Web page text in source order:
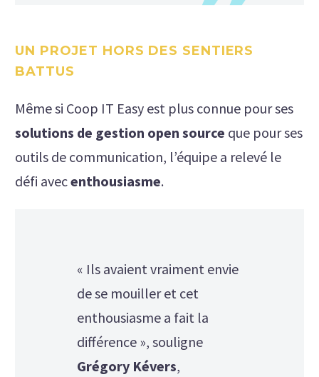
UN PROJET HORS DES SENTIERS
BATTUS
Même si Coop IT Easy est plus connue pour ses
solutions de gestion open source que pour ses
outils de communication, l’équipe a relevé le
défi avecenthousiasme.
« Ils avaient vraiment envie
de se mouiller et cet
enthousiasme a fait la
différence », souligne
Grégory Kévers,